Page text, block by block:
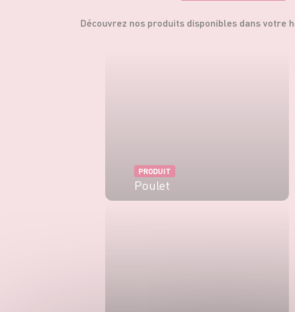
Découvrez nos produits disponibles dans votre
PRODUIT
Poulet